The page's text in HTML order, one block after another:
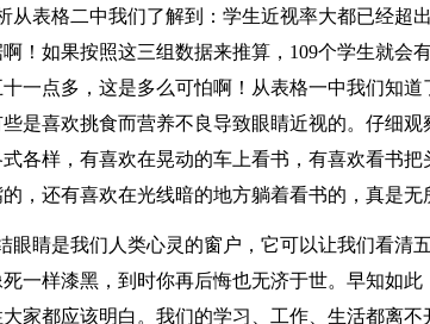
从表格二中我们了解到：学生近视率大都已经超
！如果按照这三组数据来推算，109个学生就会
一点多，这是多么可怕啊！从表格一中我们知
是喜欢挑食而营养不良导致眼睛近视的。仔细
各样，有喜欢在晃动的车上看书，有喜欢看书
，还有喜欢在光线暗的地方躺着看书的，真是无
眼睛是我们人类心灵的窗户，它可以让我们看清
死一样漆黑，到时你再后悔也无济于世。早知如
家都应该明白。我们的学习、工作、生活都离不